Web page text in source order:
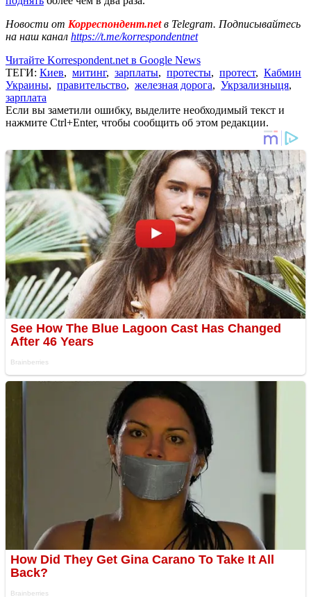
Новости от Корреспондент.netв Telegram. Подписывайтесь
на наш канал https://t.me/korrespondentnet
Читайте Korrespondent.net в Google News
ТЕГИ: Киев, митинг, зарплаты, протесты, протест, Кабмин
Украины, правительство, железная дорога, Укрзализныця,
зарплата
Если вы заметили ошибку, выделите необходимый текст и
нажмите Ctrl+Enter, чтобы сообщить об этом редакции.